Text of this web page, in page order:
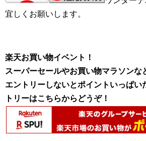
宜しくお願いします。
楽天お買い物イベント！
スーパーセールやお買い物マラソンな
エントリーしないとポイントいっぱい
トリーはこちらからどうぞ！